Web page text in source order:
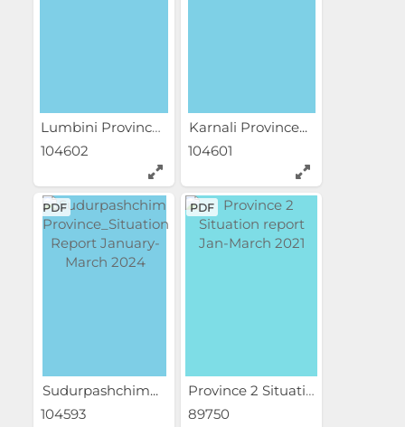
Lumbini Province...
104602
Karnali Province...
104601
PDF
Sudurpashchim...
104593
PDF
Province 2 Situation...
89750